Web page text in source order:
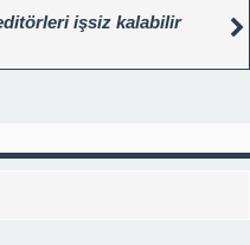
işsiz kalabilir